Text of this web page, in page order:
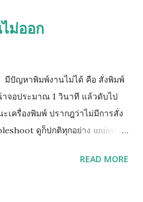
ม่ออก
ปัญหาพิมพ์งานไม่ได้ คือ สั่งพิมพ์
จอประมาณ 1 วินาที แล้วดับไป
เครื่องพิมพ์ ปรากฎว่าไม่มีการสั่ง
ดูก็ปกติทุกอย่าง uninstall
ธีแก้ไขเบื้องต้น ให้คุณทำการ Add
READ MORE